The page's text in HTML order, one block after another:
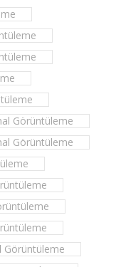
Görüntüleme
Görüntüleme
Görüntüleme